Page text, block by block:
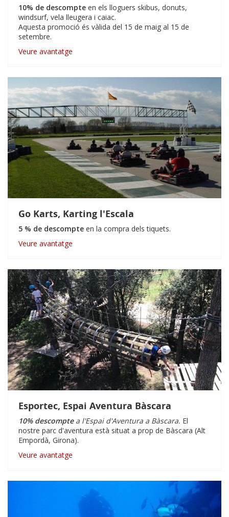
10% de descompte en els lloguers skibus, donuts,
windsurf, vela lleugera i caiac.
Aquesta promoció és vàlida del 15 de maig al 15 de
setembre.
Veure avantatge
Go Karts, Karting l'Escala
5 % de descompte en la compra dels tiquets.
Veure avantatge
Esportec, Espai Aventura Bàscara
10% descompte a l'Espai d'Aventura a Bàscara. El
nostre parc d'aventura està situat a prop de Bàscara (Alt
Empordà, Girona).
Veure avantatge